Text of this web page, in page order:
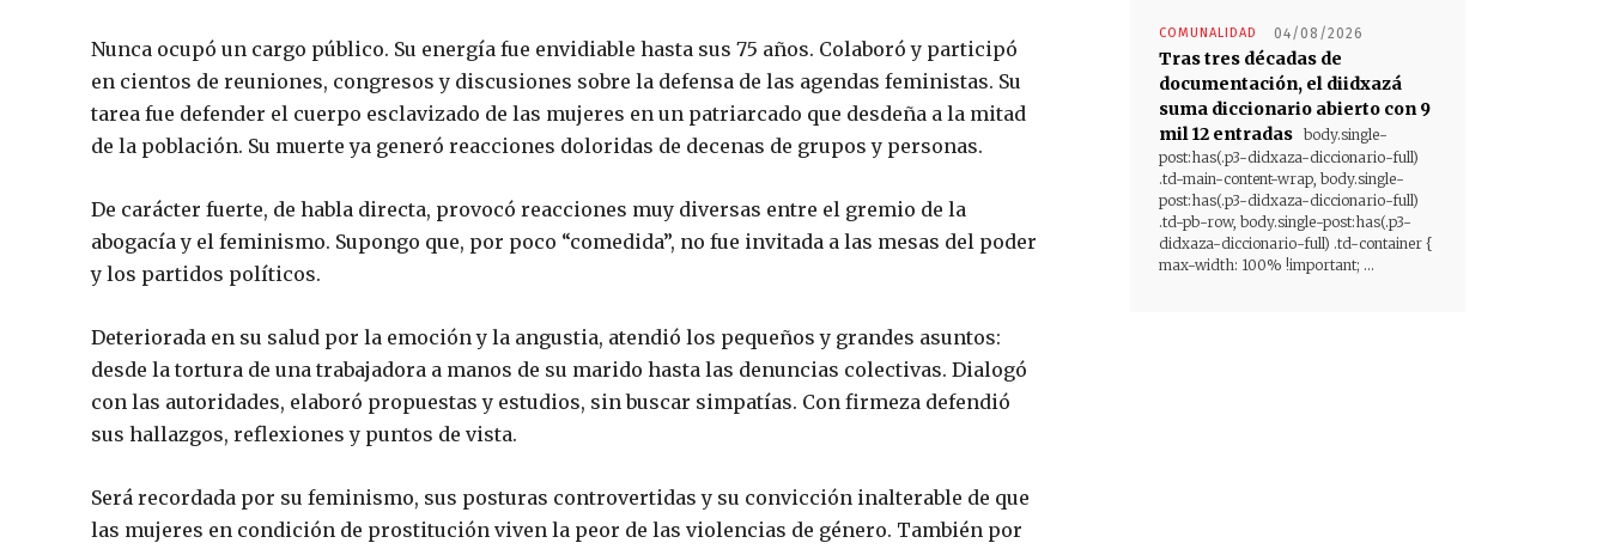
Nunca ocupó un cargo público. Su energía fue envidiable hasta sus 75 años. Colaboró y participó
en cientos de reuniones, congresos y discusiones sobre la defensa de las agendas feministas. Su
tarea fue defender el cuerpo esclavizado de las mujeres en un patriarcado que desdeña a la mitad
de la población. Su muerte ya generó reacciones doloridas de decenas de grupos y personas.
De carácter fuerte, de habla directa, provocó reacciones muy diversas entre el gremio de la
abogacía y el feminismo. Supongo que, por poco “comedida”, no fue invitada a las mesas del poder
y los partidos políticos.
Deteriorada en su salud por la emoción y la angustia, atendió los pequeños y grandes asuntos:
desde la tortura de una trabajadora a manos de su marido hasta las denuncias colectivas. Dialogó
con las autoridades, elaboró propuestas y estudios, sin buscar simpatías. Con firmeza defendió
sus hallazgos, reflexiones y puntos de vista.
Será recordada por su feminismo, sus posturas controvertidas y su convicción inalterable de que
las mujeres en condición de prostitución viven la peor de las violencias de género. También por
COMUNALIDAD 04/08/2026
Tras tres décadas de
documentación, el diidxazá
suma diccionario abierto con 9
mil 12 entradas body.single-
post:has(.p3-didxaza-diccionario-full)
.td-main-content-wrap, body.single-
post:has(.p3-didxaza-diccionario-full)
.td-pb-row, body.single-post:has(.p3-
didxaza-diccionario-full) .td-container {
max-width: 100% !important; ...